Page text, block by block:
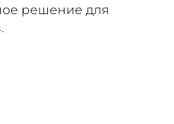
решение для